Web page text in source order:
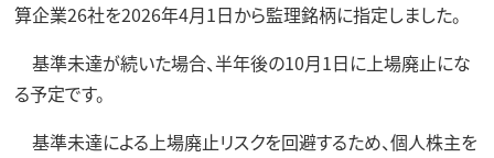
算企業26社を2026年4月1日から監理銘柄に指定しました。
基準未達が続いた場合、半年後の10月1日に上場廃止にな
る予定です。
基準未達による上場廃止リスクを回避するため、個人株主を